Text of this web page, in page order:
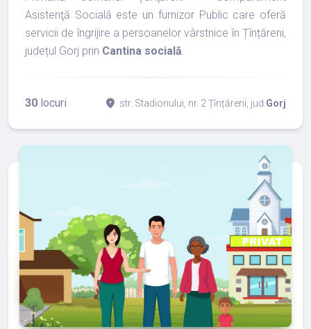
Asistenţă Socială este un furnizor Public care oferă
servicii de îngrijire a persoanelor vârstnice în Țînțăreni,
județul Gorj prin Cantina socială.
30 locuri place str. Stadionului, nr. 2 Țînțăreni, jud. Gorj
refresh edit